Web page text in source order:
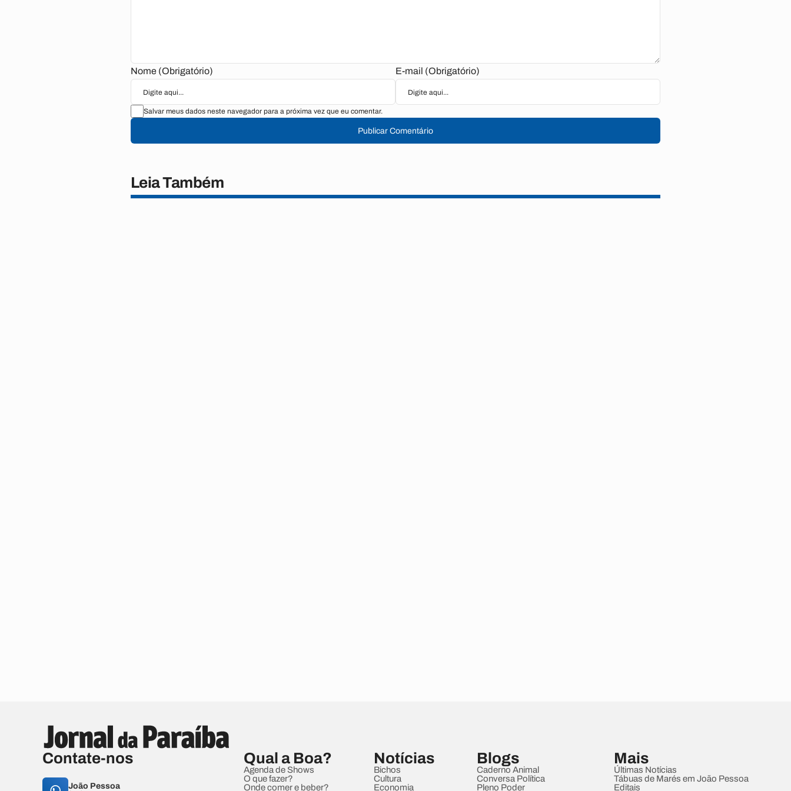
Nome (Obrigatório) E-mail (Obrigatório)
Salvar meus dados neste navegador para a próxima vez que eu comentar.
Publicar Comentário
Leia Também
Contate-nos
João Pessoa
Qual a Boa?
Agenda de Shows
O que fazer?
Onde comer e beber?
Notícias
Bichos
Cultura
Economia
Blogs
Caderno Animal
Conversa Política
Pleno Poder
Mais
Últimas Notícias
Tábuas de Marés em João Pessoa
Editais